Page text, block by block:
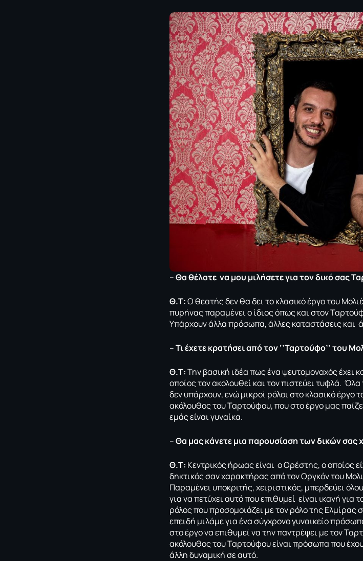
–Θα θέλατε να μου μιλήσετε για τον δικό σας
Θ.Τ:Ο θεατής δεν θα δει το κλασικό έργο του
πυρήνας παραμένει ο ίδιος όπως και στον
Υπάρχουν άλλα πρόσωπα, άλλες καταστάσεις και
– Τι έχετε κρατήσει από τον ‘’Ταρτούφο’’ του
Θ.Τ:Την βασική ιδέα πως ένα ψευτομοναχός έχει
οποίος τον ακολουθεί και τον πιστεύει τυφλά.
δεν υπάρχουν, ενώ μικροί ρόλοι στο κλασικό έργο
ακόλουθος του Ταρτούφου, που στο έργο μας
εμάς είναι γυναίκα.
–Θα μας κάνετε μια παρουσίαση των δικών σας
Θ.Τ: Κεντρικός ήρωας είναι ο Ορέστης, ο οποίος
δηκτικός σαν χαρακτήρας από τον Οργκόν του
Παραμένει υποκριτής, χειριστικός, μπερδεύει
για να πετύχει αυτό που επιθυμεί είναι ικανή
ρόλος που προσομοιάζει με τον ρόλο της Ελμίρας
επειδή μιλάμε για ένα σύγχρονο γυναικείο
στο έργο να επιθυμεί να την παντρέψει με τον
ακόλουθος του Ταρτούφου είναι πρόσωπα που
άλλη δυναμική σε αυτό.